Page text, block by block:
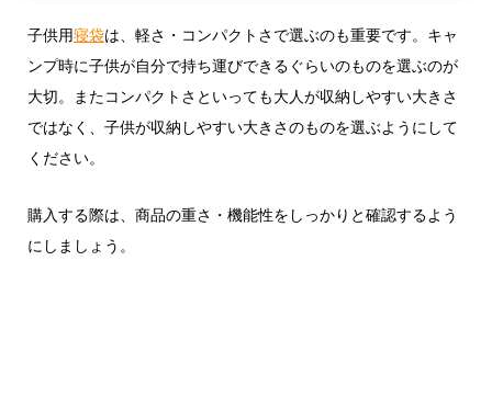
子供用寝袋は、軽さ・コンパクトさで選ぶのも重要です。キャ
ンプ時に子供が自分で持ち運びできるぐらいのものを選ぶのが
大切。またコンパクトさといっても大人が収納しやすい大きさ
ではなく、子供が収納しやすい大きさのものを選ぶようにして
ください。
購入する際は、商品の重さ・機能性をしっかりと確認するよう
にしましょう。